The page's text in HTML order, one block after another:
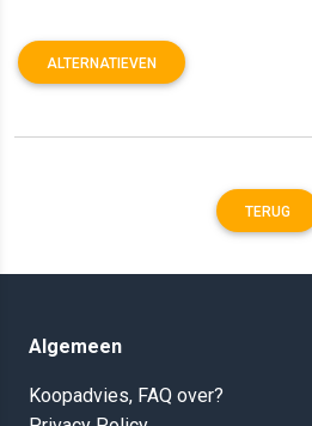
ALTERNATIEVEN
TERUG
Algemeen
Koopadvies, FAQ over?